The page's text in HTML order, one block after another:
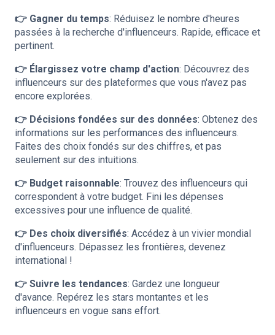
👉 Gagner du temps: Réduisez le nombre d'heures
passées à la recherche d'influenceurs. Rapide, efficace et
pertinent.
👉 Élargissez votre champ d'action: Découvrez des
influenceurs sur des plateformes que vous n'avez pas
encore explorées.
👉 Décisions fondées sur des données: Obtenez des
informations sur les performances des influenceurs.
Faites des choix fondés sur des chiffres, et pas
seulement sur des intuitions.
👉 Budget raisonnable: Trouvez des influenceurs qui
correspondent à votre budget. Fini les dépenses
excessives pour une influence de qualité.
👉 Des choix diversifiés: Accédez à un vivier mondial
d'influenceurs. Dépassez les frontières, devenez
international !
👉 Suivre les tendances: Gardez une longueur
d'avance. Repérez les stars montantes et les
influenceurs en vogue sans effort.